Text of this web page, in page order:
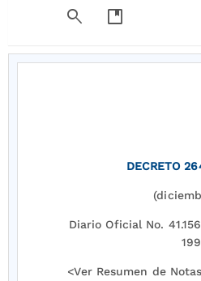
search developer_guide
DECRETO
Diario Oficial No.
<Ver Resumen de